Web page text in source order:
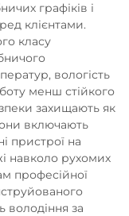
графіків і
клієнтами.
класу
вологість
менш стійкого
захищають як
включають
пристрої на
навколо рухомих
професійної
володіння за